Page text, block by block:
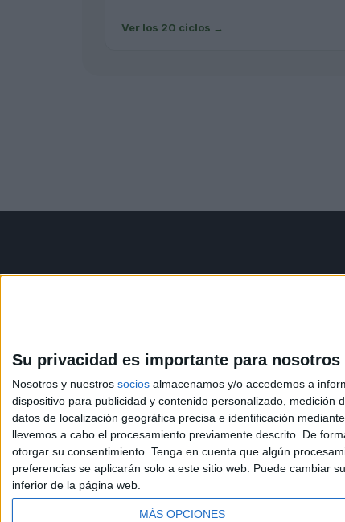
Su privacidad es importante para nosotros
Nosotros y nuestros socios almacenamos y/o accedemos a
dispositivo para publicidad y contenido personalizado, medición
datos de localización geográfica precisa e identificación
llevemos a cabo el procesamiento previamente descrito. De
otorgar su consentimiento. Tenga en cuenta que algún
preferencias se aplicarán solo a este sitio web. Puede cambiar
inferior de la página web.
MÁS OPCIONES
Ver los 20 ciclos →
Contáctanos
Phone:+34 91 593 2767
Email: info@forofp.es
© Compás Mediterráneo SL. Todos los derechos